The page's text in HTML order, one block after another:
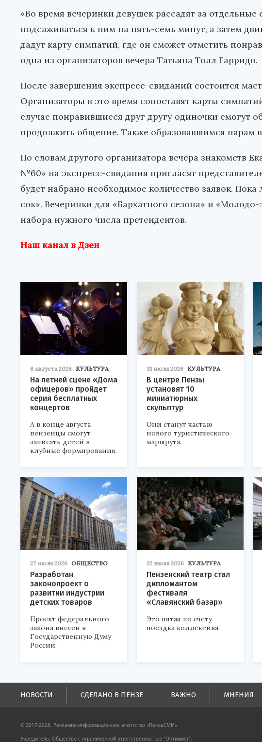
«Во время вечеринки девушек рассадят за
подсаживаться к ним на пять-семь минут, а затем
дадут карту симпатий, где он сможет отметить
одна из организаторов вечера Татьяна Толл Гарридо.
После завершения экспресс-свиданий состоится
Организаторы в это время сопоставят карты
случае понравившиеся друг другу одиночки смогут
продолжить общение. Также образовавшимся парам
По словам другого организатора вечера знакомств
№60» на экспресс-свидания пригласят
будет набрано необходимое количество заявок.
сок». Вечеринки для «Бархатного сезона» и
набора нужного числа претендентов.
Наш канал в Дзен
6 августа 2026 КУЛЬТУРА
На летней сцене «Дома
офицеров» пройдет
серия бесплатных
концертов
А в конце августа
пензенцы смогут
записать детей в
клубные формирования.
31 июля 2026 КУЛЬТУРА
В центре Пензы
установят 10
миниатюрных
скульптур
Они станут частью
нового туристического
маршрута.
27 июля 2026 ОБЩЕСТВО
Разработан
законопроект о
развитии индустрии
детских товаров
Проект федерального
закона внесен в
Государственную Думу
России.
22 июля 2026 КУЛЬТУРА
Пензенский театр стал
дипломантом
фестиваля
«Славянский базар»
Это пятая по счету
поездка коллектива.
НОВОСТИ СДЕЛАНО В ПЕНЗЕ ВАЖНО МНЕНИЯ
© 2017-2026, Рекламно-информационное агентство «ПензаСМИ».
Учредитель: Общество с ограниченной ответственностью "Оптимист".